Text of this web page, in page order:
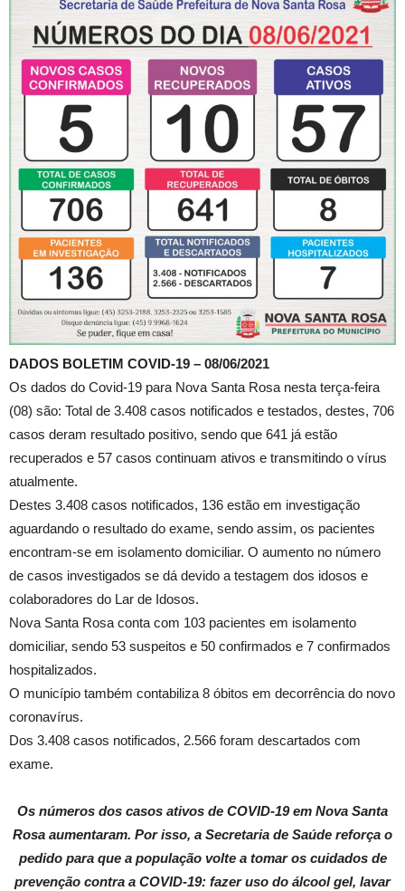
DADOS BOLETIM COVID-19 – 08/06/2021
Os dados do Covid-19 para Nova Santa Rosa nesta terça-feira
(08) são: Total de 3.408 casos notificados e testados, destes, 706
casos deram resultado positivo, sendo que 641 já estão
recuperados e 57 casos continuam ativos e transmitindo o vírus
atualmente.
Destes 3.408 casos notificados, 136 estão em investigação
aguardando o resultado do exame, sendo assim, os pacientes
encontram-se em isolamento domiciliar. O aumento no número
de casos investigados se dá devido a testagem dos idosos e
colaboradores do Lar de Idosos.
Nova Santa Rosa conta com 103 pacientes em isolamento
domiciliar, sendo 53 suspeitos e 50 confirmados e 7 confirmados
hospitalizados.
O município também contabiliza 8 óbitos em decorrência do novo
coronavírus.
Dos 3.408 casos notificados, 2.566 foram descartados com
exame.
Os números dos casos ativos de COVID-19 em Nova Santa
Rosa aumentaram. Por isso, a Secretaria de Saúde reforça o
pedido para que a população volte a tomar os cuidados de
prevenção contra a COVID-19: fazer uso do álcool gel, lavar